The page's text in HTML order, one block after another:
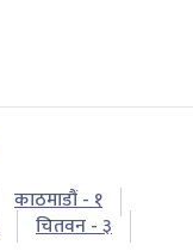
काठमाडौं - १
चितवन - ३